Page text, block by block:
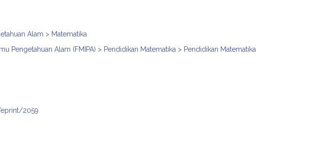
Alam > Matematika
Pengetahuan Alam (FMIPA) > Pendidikan Matematika > Pendidikan Matematika
2059